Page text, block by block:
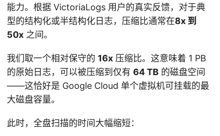
能力。根据 VictoriaLogs 用户的真实反馈，对于典
型的结构化或半结构化日志，压缩比通常在8x 到
50x 之间。
我们取一个相对保守的 16x 压缩比。这意味着 1 PB
的原始日志，可以被压缩到仅有 64 TB 的磁盘空间
——这恰好是 Google Cloud 单个虚拟机可挂载的最
大磁盘容量。
此时，全盘扫描的时间大幅缩短：